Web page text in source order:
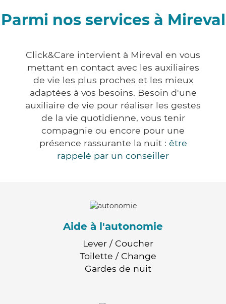
Parmi nos services à Mireval
Click&Care intervient à Mireval en vous
mettant en contact avec les auxiliaires
de vie les plus proches et les mieux
adaptées à vos besoins. Besoin d'une
auxiliaire de vie pour réaliser les gestes
de la vie quotidienne, vous tenir
compagnie ou encore pour une
présence rassurante la nuit : être
rappelé par un conseiller
Aide à l'autonomie
Lever / Coucher
Toilette / Change
Gardes de nuit